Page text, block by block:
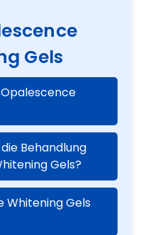
Gels
Behandlung
Gels?
Whitening Gels